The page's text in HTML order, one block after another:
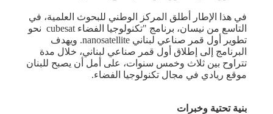
في هذا الإطار أطلق المركز الوطني للبحوث العلمية، في
التاسع من نيسان، برنامج "تكنولوجيا الفضاء cubesat نحو
تطوير أول قمر صناعي لبناني nanosatellite. ويهدف
البرنامج إلى إطلاق أول قمر صناعي لبناني، خلال مدة
تتراوح بين ثلاث وخمس سنوات، على أمل أن يصبح للبنان
موقع ريادي في مجال تكنولوجيا الفضاء.
بنية تحتية وخبرات